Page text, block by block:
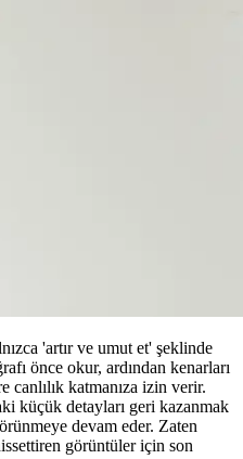
'artır ve umut et' şeklinde
önce okur, ardından kenarları
canlılık katmanıza izin verir.
küçük detayları geri kazanmak
devam eder. Zaten
görüntüler için son